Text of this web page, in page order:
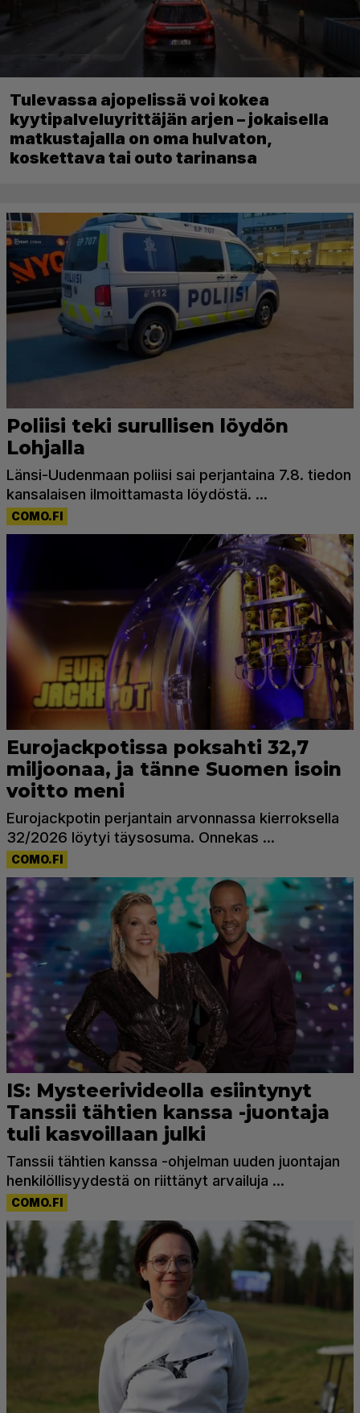
Tulevassa ajopelissä voi kokea
kyytipalveluyrittäjän arjen – jokaisella
matkustajalla on oma hulvaton,
koskettava tai outo tarinansa